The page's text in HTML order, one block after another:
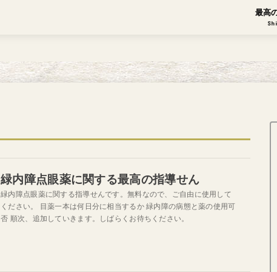
最高
緑内障点眼薬に関する最高の指導せん
緑内障点眼薬に関する指導せんです。無料なので、ご自由に使用して
ください。 目薬一本は何日分に相当するか 緑内障の病態と薬の使用可
否 順次、追加していきます。しばらくお待ちください。